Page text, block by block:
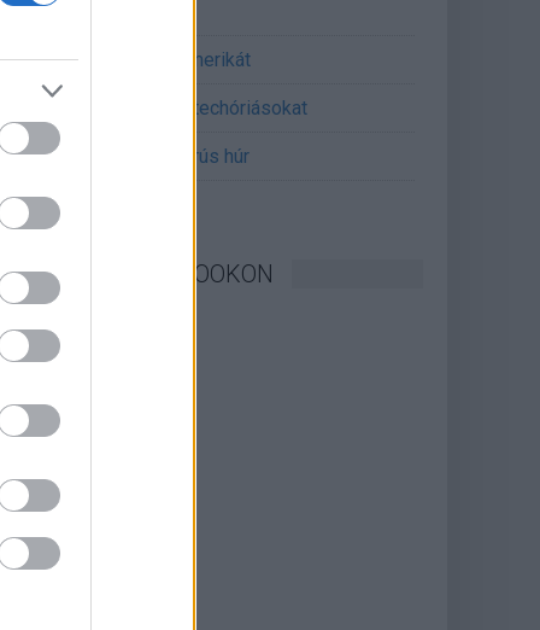
mémekkel támadja Amerikát
célkeresztbe vette a techóriásokat
feszül a hidegháborús húr
KÖVESSEN FACEBOOKON